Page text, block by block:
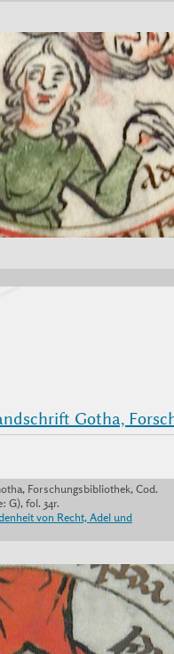
Gotha,
Forschungsbibliothek, Cod.
G), fol. 34r.
von Recht, Adel und